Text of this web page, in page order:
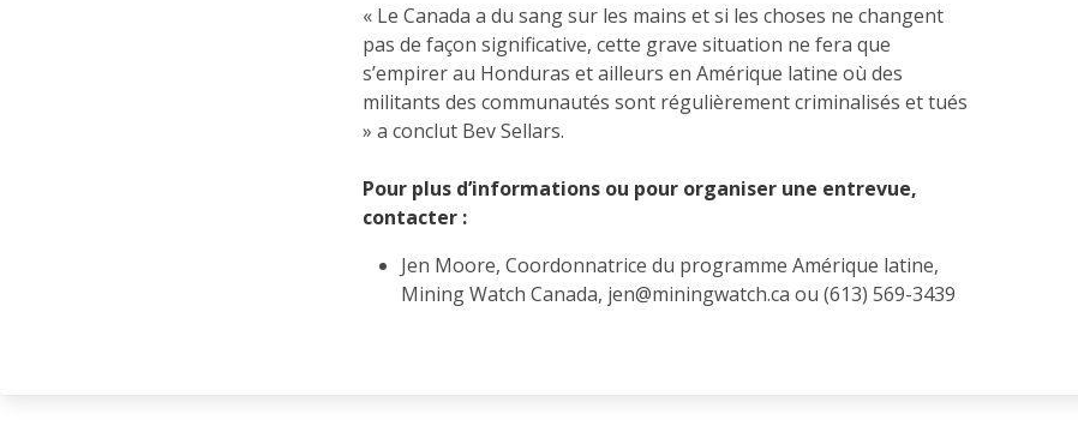
« Le Canada a du sang sur les mains et si les choses ne changent
pas de façon significative, cette grave situation ne fera que
s’empirer au Honduras et ailleurs en Amérique latine où des
militants des communautés sont régulièrement criminalisés et tués
» a conclut Bev Sellars.
Pour plus d’informations ou pour organiser une entrevue,
contacter :
Jen Moore, Coordonnatrice du programme Amérique latine,
Mining Watch Canada, jen@miningwatch.ca ou (613) 569-3439